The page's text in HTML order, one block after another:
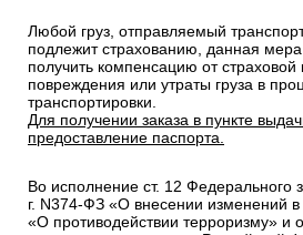
Любой груз, отправляемый
подлежит страхованию, данная
получить компенсацию от
повреждения или утраты груза в
транспортировки.
Для получении заказа в пункте
предоставление паспорта.
Во исполнение ст. 12 Федерального
г. N374-ФЗ «О внесении изменений
«О противодействии терроризму» и